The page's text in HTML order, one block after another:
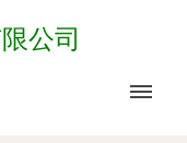
公司